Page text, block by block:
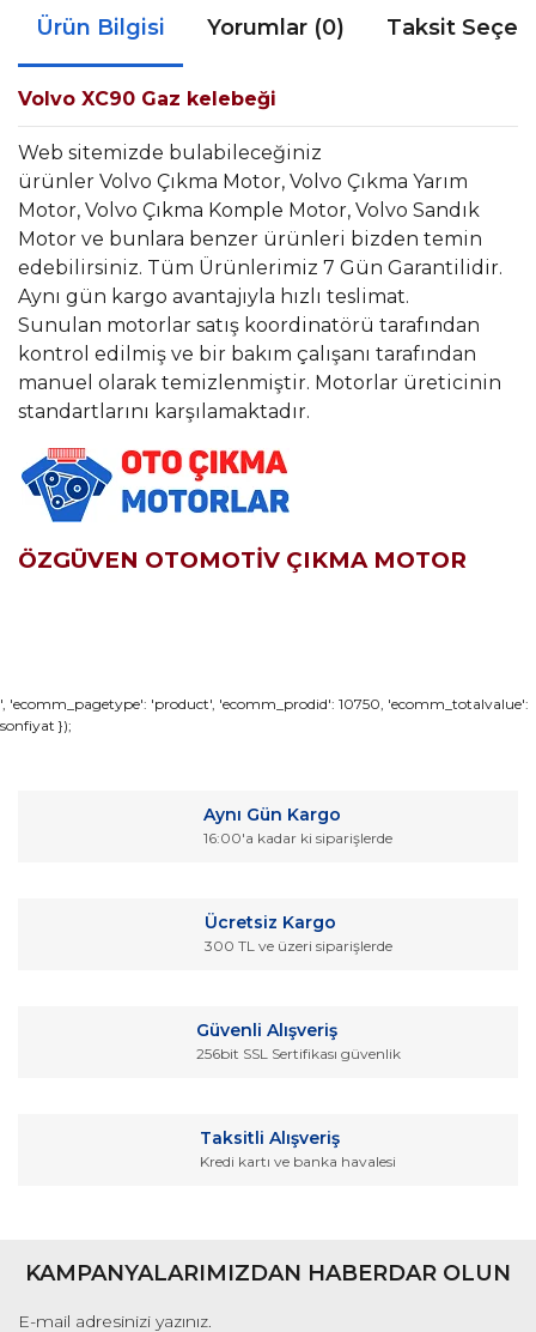
Ürün Bilgisi Yorumlar (0) Taksit
Volvo XC90 Gaz kelebeği
Web sitemizde bulabileceğiniz
ürünler Volvo Çıkma Motor, Volvo Çıkma Yarım
Motor, Volvo Çıkma Komple Motor, Volvo Sandık
Motor ve bunlara benzer ürünleri bizden temin
edebilirsiniz. Tüm Ürünlerimiz 7 Gün Garantilidir.
Aynı gün kargo avantajıyla hızlı teslimat.
Sunulan motorlar satış koordinatörü tarafından
kontrol edilmiş ve bir bakım çalışanı tarafından
manuel olarak temizlenmiştir. Motorlar üreticinin
standartlarını karşılamaktadır.
ÖZGÜVEN OTOMOTİV ÇIKMA MOTOR
Yorum Yaz
Bu ürünün fiyat bilgisi, resim, ürün açıklamalarında ve diğer
konularda yetersiz gördüğünüz noktaları öneri formunu
Ürün resmi kalitesiz, bozuk veya görüntülenemiyor.
Ürün fiyatı diğer sitelerden daha pahalı.
', 'ecomm_pagetype': 'product', 'ecomm_prodid': 10750, 'ecomm_totalvalue':
sonfiyat });
Aynı Gün Kargo
16:00'a kadar ki siparişlerde
Ücretsiz Kargo
300 TL ve üzeri siparişlerde
Güvenli Alışveriş
256bit SSL Sertifikası güvenlik
Taksitli Alışveriş
Kredi kartı ve banka havalesi
KAMPANYALARIMIZDAN HABERDAR OLUN